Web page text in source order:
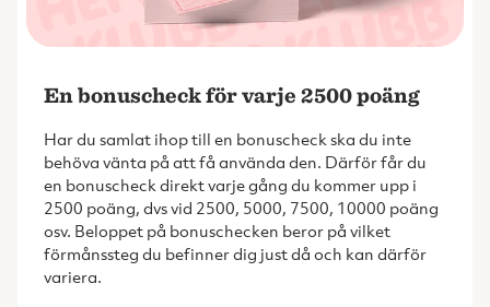
En bonuscheck för varje 2500 poäng
Har du samlat ihop till en bonuscheck ska du inte
behöva vänta på att få använda den. Därför får du
en bonuscheck direkt varje gång du kommer upp i
2500 poäng, dvs vid 2500, 5000, 7500, 10000 poäng
osv. Beloppet på bonuschecken beror på vilket
förmånssteg du befinner dig just då och kan därför
variera.